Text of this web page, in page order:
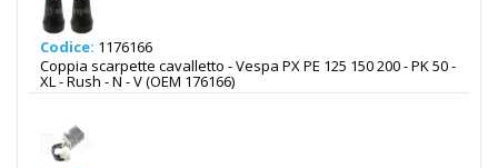
Codice: 1176166
Coppia scarpette cavalletto - Vespa PX PE 125 150 200 - PK 50 -
XL - Rush - N - V (OEM 176166)